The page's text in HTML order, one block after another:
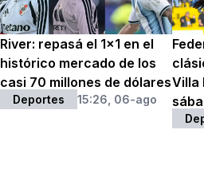
River: repasá el 1x1 en el
histórico mercado de los
casi 70 millones de dólares
Deportes 15:26, 06-ago
Villa